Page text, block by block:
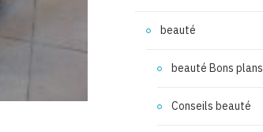
beauté
beauté Bons plans
Conseils beauté